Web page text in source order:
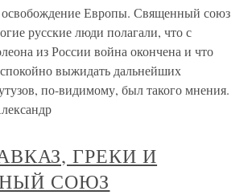
освобождение Европы. Священный союз
русские люди полагали, что с
из России война окончена и что
выжидать дальнейших
по-видимому, был такого мнения.
ГРЕКИ И
СОЮЗ